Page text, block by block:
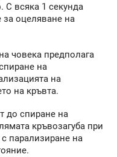
С всяка 1 секунда
за оцеляване на
човека предполага
на
на
на кръвта.
до спиране на
кръвозагуба при
парализиране на